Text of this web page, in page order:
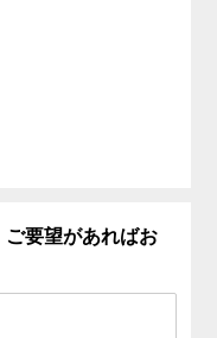
要望があればお